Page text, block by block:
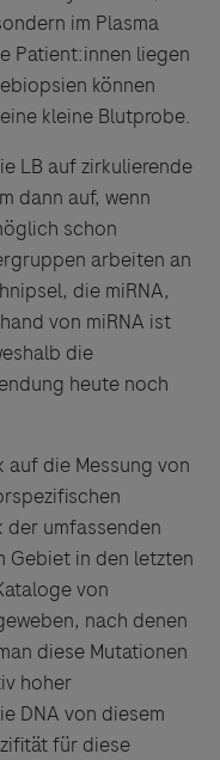
im Plasma
Patient:innen liegen
können
kleine Blutprobe.
LB auf zirkulierende
dann auf, wenn
schon
arbeiten an
die miRNA,
von miRNA ist
die
heute noch
die Messung von
der umfassenden
Gebiet in den letzten
von
nach denen
diese Mutationen
hoher
DNA von diesem
für diese